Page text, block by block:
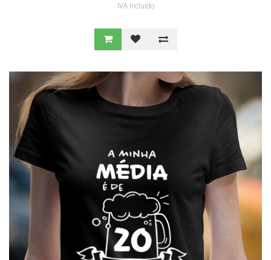
IVA Incluído